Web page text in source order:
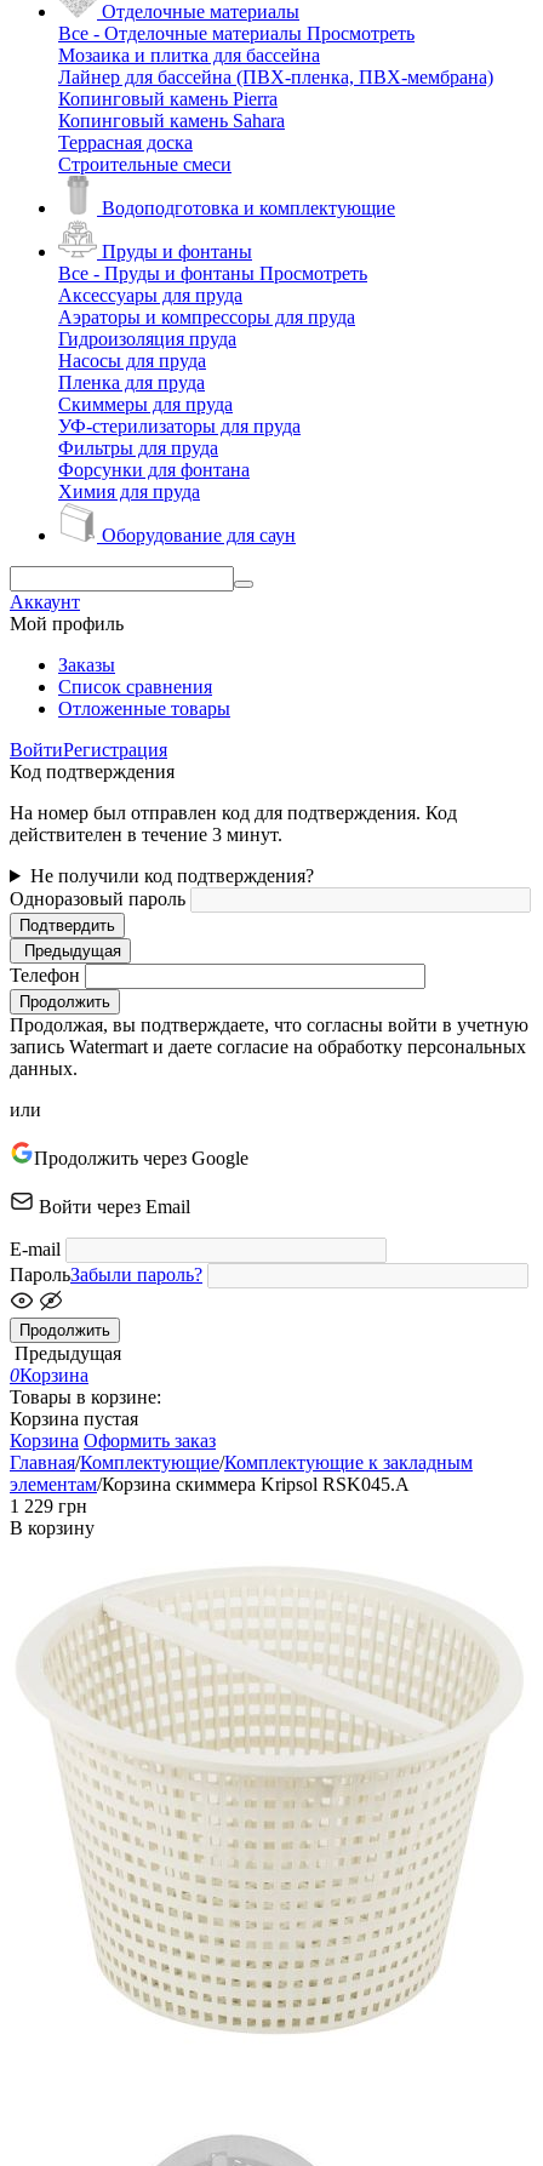
Отделочные материалы
Все - Отделочные материалы Просмотреть
Мозаика и плитка для бассейна
Лайнер для бассейна (ПВХ-пленка, ПВХ-мембрана)
Копинговый камень Pierra
Копинговый камень Sahara
Террасная доска
Строительные смеси
Водоподготовка и комплектующие
Пруды и фонтаны
Все - Пруды и фонтаны Просмотреть
Аксессуары для пруда
Аэраторы и компрессоры для пруда
Гидроизоляция пруда
Насосы для пруда
Пленка для пруда
Скиммеры для пруда
УФ-стерилизаторы для пруда
Фильтры для пруда
Форсунки для фонтана
Химия для пруда
Оборудование для саун
Аккаунт
Мой профиль
Заказы
Список сравнения
Отложенные товары
ВойтиРегистрация
Код подтверждения
На номер был отправлен код для подтверждения. Код
действителен в течение 3 минут.
Не получили код подтверждения?
Одноразовый пароль
Подтвердить
Предыдущая
Телефон
Продолжить
Продолжая, вы подтверждаете, что согласны войти в учетную
запись Watermart и даете согласие на обработку персональных
данных.
или
Продолжить через Google
Войти через Email
E-mail
ПарольЗабыли пароль?
Продолжить
Предыдущая
0Корзина
Товары в корзине:
Корзина пустая
Корзина Оформить заказ
Главная/Комплектующие/Комплектующие к закладным
элементам/Корзина скиммера Kripsol RSK045.A
‍1 229‍ грн
В корзину